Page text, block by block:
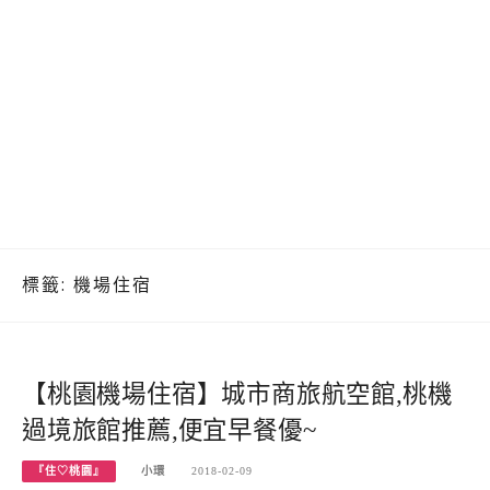
標籤: 機場住宿
【桃園機場住宿】城市商旅航空館,桃機
過境旅館推薦,便宜早餐優~
『住♡桃園』 小環 2018-02-09